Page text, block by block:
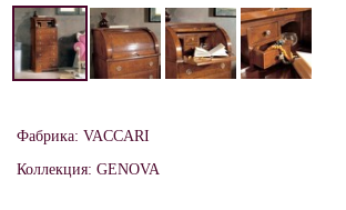
Фабрика: VACCARI
Коллекция: GENOVA